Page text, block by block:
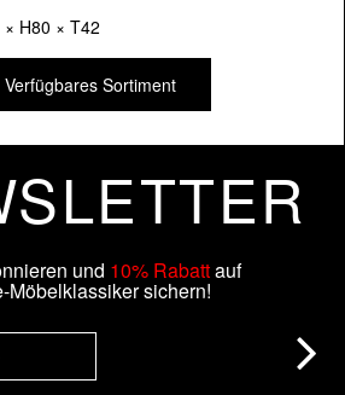
× H80 × T42
Verfügbares Sortiment
und 10% Rabattauf
Möbelklassiker sichern!